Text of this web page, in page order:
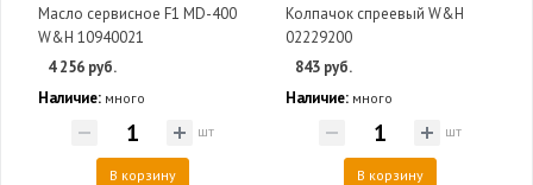
Масло сервисное F1 MD-400
W&H 10940021
4 256 руб.
Наличие: много
шт
В корзину
Колпачок спреевый W&H
02229200
843 руб.
Наличие: много
шт
В корзину